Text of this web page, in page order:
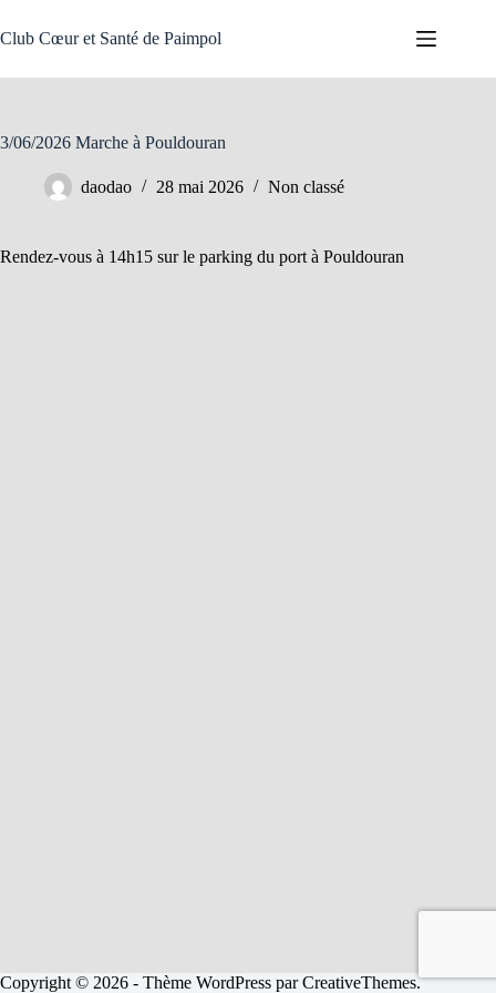
au
contenu
Club Cœur et Santé de Paimpol
3/06/2026 Marche à Pouldouran
daodao 28 mai 2026 Non classé
Rendez-vous à 14h15 sur le parking du port à Pouldouran
Copyright © 2026 - Thème WordPress parCreativeThemes.